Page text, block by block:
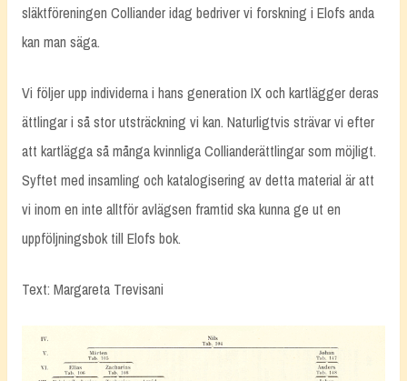
släktföreningen Colliander idag bedriver vi forskning i Elofs anda
kan man säga.
Vi följer upp individerna i hans generation IX och kartlägger deras
ättlingar i så stor utsträckning vi kan. Naturligtvis strävar vi efter
att kartlägga så många kvinnliga Collianderättlingar som möjligt.
Syftet med insamling och katalogisering av detta material är att
vi inom en inte alltför avlägsen framtid ska kunna ge ut en
uppföljningsbok till Elofs bok.
Text: Margareta Trevisani